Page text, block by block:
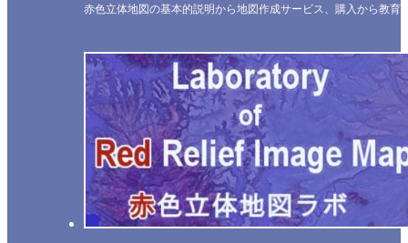
赤色立体地図の基本的説明から地図作成サービス、購入から教育